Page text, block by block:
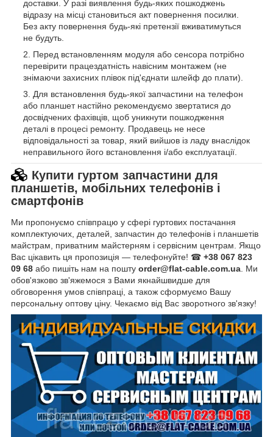
доставки. У разі виявлення будь-яких пошкоджень
відразу на місці становиться акт повернення посилки.
Без акту повернення будь-які претензії вживатимуться
не будуть.
Перед встановленням модуля або сенсора потрібно
перевірити працездатність навісним монтажем (не
знімаючи захисних плівок під'єднати шлейф до плати).
Для встановлення будь-якої запчастини на телефон
або планшет настійно рекомендуємо звертатися до
досвідчених фахівців, щоб уникнути пошкодження
деталі в процесі ремонту. Продавець не несе
відповідальності за товар, який вийшов із ладу внаслідок
неправильного його встановлення і/або експлуатації.
Купити гуртом запчастини для
планшетів, мобільних телефонів і
смартфонів
Ми пропонуємо співпрацю у сфері гуртових постачання
комплектуючих, деталей, запчастин до телефонів і планшетів
майстрам, приватним майстерням і сервісним центрам. Якщо
Вас цікавить ця пропозиція — телефонуйте! ☎ +38 067 823
09 68 або пишіть нам на пошту order@flat-cable.com.ua. Ми
обов'язково зв'яжемося з Вами якнайшвидше для
обговорення умов співпраці, а також сформуємо Вашу
персональну оптову ціну. Чекаємо від Вас зворотного зв'язку!